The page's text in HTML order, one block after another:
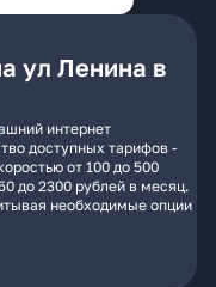
ул Ленина в
интернет
доступных тарифов -
от 100 до 500
до 2300 рублей в месяц.
необходимые опции